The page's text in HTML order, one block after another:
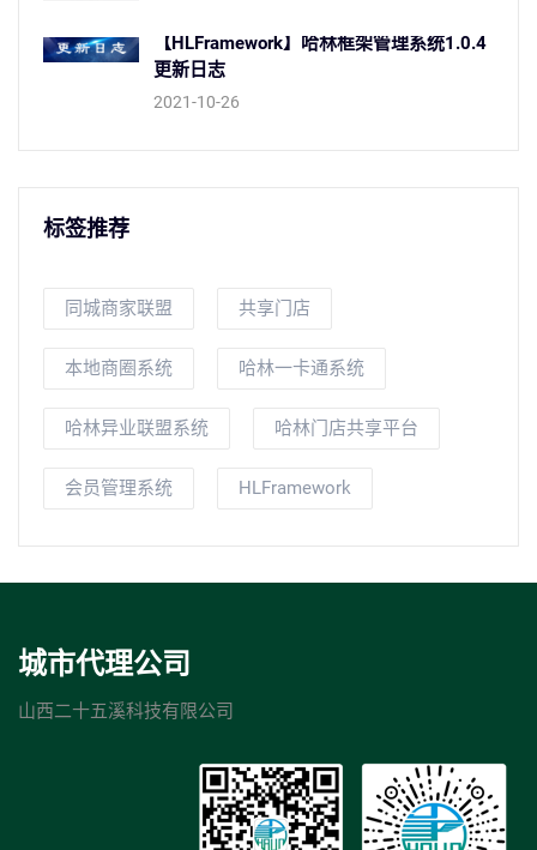
【HLFramework】哈林框架管理系统1.0.4
更新日志
2021-10-26
标签推荐
同城商家联盟 共享门店
本地商圈系统 哈林一卡通系统
哈林异业联盟系统 哈林门店共享平台
会员管理系统 HLFramework
城市代理公司
山西二十五溪科技有限公司